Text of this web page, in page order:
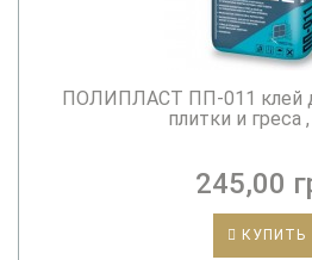
ПОЛИПЛАСТ ПП-011 клей
плитки и греса ,
245,00
КУПИТЬ